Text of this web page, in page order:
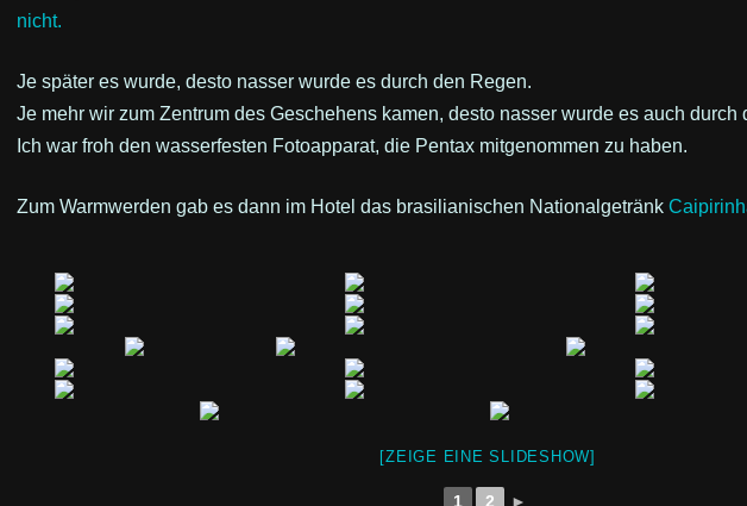
nicht.
Je später es wurde, desto nasser wurde es durch den Regen.
Je mehr wir zum Zentrum des Geschehens kamen, desto nasser wurde es auch durch
Ich war froh den wasserfesten Fotoapparat, die Pentax mitgenommen zu haben.
Zum Warmwerden gab es dann im Hotel das brasilianischen Nationalgetränk
[ZEIGE EINE SLIDESHOW]
1 2 ►